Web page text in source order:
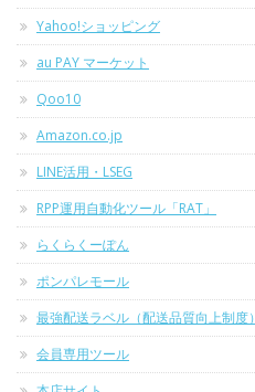
Yahoo!ショッピング
au PAY マーケット
Qoo10
Amazon.co.jp
LINE活用・LSEG
RPP運用自動化ツール「RAT」
らくらくーぽん
ポンパレモール
最強配送ラベル（配送品質向上制度）
会員専用ツール